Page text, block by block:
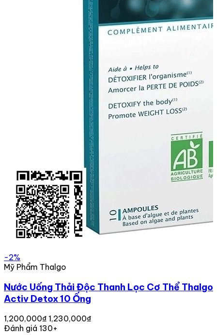
-2%
Mỹ Phẩm Thalgo
Nước Uống Thải Độc Thanh Lọc Cơ Thể Thalgo
Activ Detox 10 Ống
1,200,000₫ 1,230,000₫
Đánh giá 130+